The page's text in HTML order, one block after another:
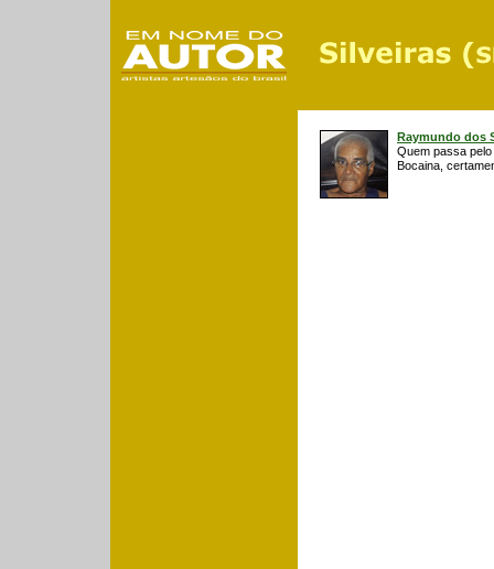
Raymundo dos
Quem passa
Bocaina,